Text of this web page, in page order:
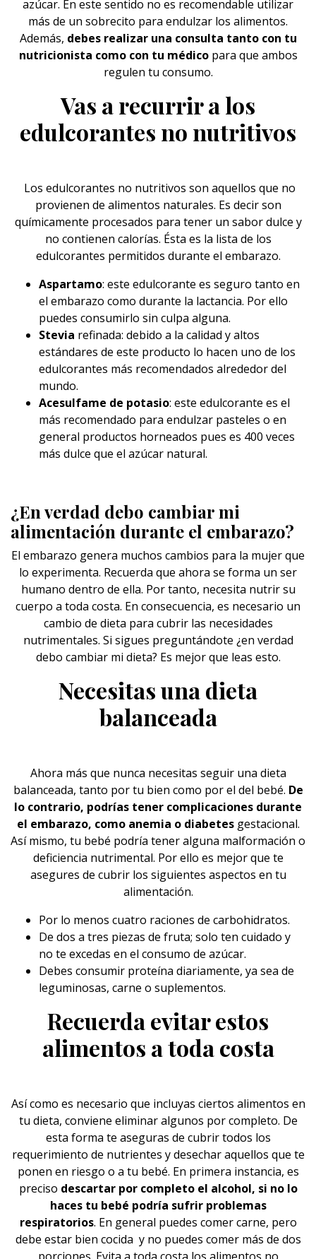
azúcar. En este sentido no es recomendable utilizar
más de un sobrecito para endulzar los alimentos.
Además, debes realizar una consulta tanto con tu
nutricionista como con tu médicopara que ambos
regulen tu consumo.
Vas a recurrir a los
edulcorantes no nutritivos
Los edulcorantes no nutritivos son aquellos que no
provienen de alimentos naturales. Es decir son
químicamente procesados para tener un sabor dulce y
no contienen calorías. Ésta es la lista de los
edulcorantes permitidos durante el embarazo.
Aspartamo: este edulcorante es seguro tanto en
el embarazo como durante la lactancia. Por ello
puedes consumirlo sin culpa alguna.
Stevia refinada: debido a la calidad y altos
estándares de este producto lo hacen uno de los
edulcorantes más recomendados alrededor del
mundo.
Acesulfame de potasio: este edulcorante es el
más recomendado para endulzar pasteles o en
general productos horneados pues es 400 veces
más dulce que el azúcar natural.
¿En verdad debo cambiar mi
alimentación durante el embarazo?
El embarazo genera muchos cambios para la mujer que
lo experimenta. Recuerda que ahora se forma un ser
humano dentro de ella. Por tanto, necesita nutrir su
cuerpo a toda costa. En consecuencia, es necesario un
cambio de dieta para cubrir las necesidades
nutrimentales. Si sigues preguntándote ¿en verdad
debo cambiar mi dieta? Es mejor que leas esto.
Necesitas una dieta
balanceada
Ahora más que nunca necesitas seguir una dieta
balanceada, tanto por tu bien como por el del bebé. De
lo contrario, podrías tener complicaciones durante
el embarazo, como anemia o diabetesgestacional.
Así mismo, tu bebé podría tener alguna malformación o
deficiencia nutrimental. Por ello es mejor que te
asegures de cubrir los siguientes aspectos en tu
alimentación.
Por lo menos cuatro raciones de carbohidratos.
De dos a tres piezas de fruta; solo ten cuidado y
no te excedas en el consumo de azúcar.
Debes consumir proteína diariamente, ya sea de
leguminosas, carne o suplementos.
Recuerda evitar estos
alimentos a toda costa
Así como es necesario que incluyas ciertos alimentos en
tu dieta, conviene eliminar algunos por completo. De
esta forma te aseguras de cubrir todos los
requerimiento de nutrientes y desechar aquellos que te
ponen en riesgo o a tu bebé. En primera instancia, es
preciso descartar por completo el alcohol, si no lo
haces tu bebé podría sufrir problemas
respiratorios. En general puedes comer carne, pero
debe estar bien cocida y no puedes comer más de dos